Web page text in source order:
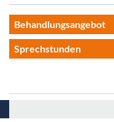
Behandlungsangebot
Sprechstunden